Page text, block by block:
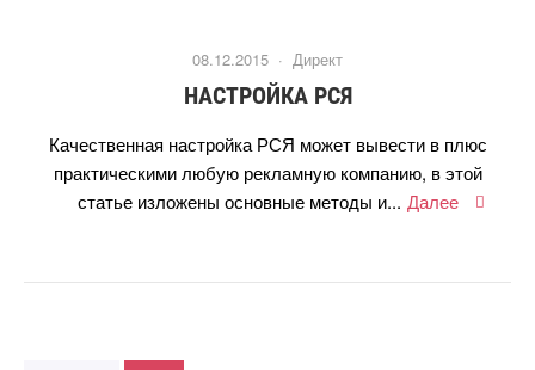
08.12.2015 · Директ
НАСТРОЙКА РСЯ
Качественная настройка РСЯ может вывести в плюс
практическими любую рекламную компанию, в этой
статье изложены основные методы и... Далее